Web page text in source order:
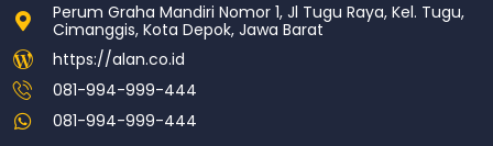
Perum Graha Mandiri Nomor 1, Jl Tugu Raya, Kel. Tugu,
Cimanggis, Kota Depok, Jawa Barat
https://alan.co.id
081-994-999-444
081-994-999-444